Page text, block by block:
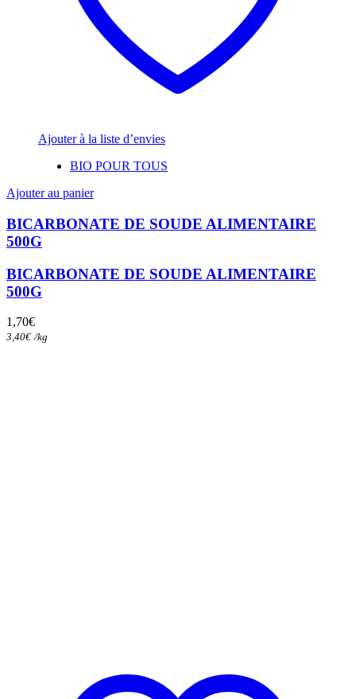
Ajouter à la liste d’envies
BIO POUR TOUS
Ajouter au panier
BICARBONATE DE SOUDE ALIMENTAIRE
500G
BICARBONATE DE SOUDE ALIMENTAIRE
500G
1,70€
3,40€ /kg